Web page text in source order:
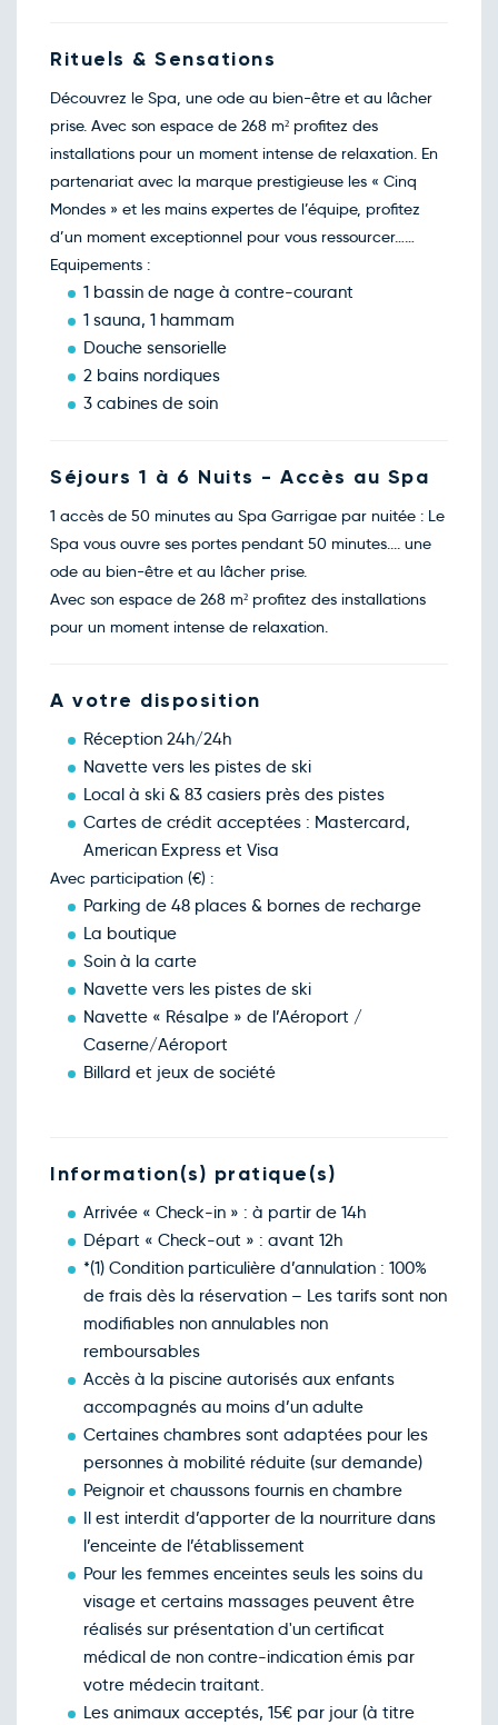
Rituels & Sensations
Découvrez le Spa, une ode au bien-être et au lâcher
prise. Avec son espace de 268 m² profitez des
installations pour un moment intense de relaxation. En
partenariat avec la marque prestigieuse les « Cinq
Mondes » et les mains expertes de l’équipe, profitez
d’un moment exceptionnel pour vous ressourcer……
Equipements :
1 bassin de nage à contre-courant
1 sauna, 1 hammam
Douche sensorielle
2 bains nordiques
3 cabines de soin
Séjours 1 à 6 Nuits - Accès au Spa
1 accès de 50 minutes au Spa Garrigae par nuitée : Le
Spa vous ouvre ses portes pendant 50 minutes.... une
ode au bien-être et au lâcher prise.
Avec son espace de 268 m² profitez des installations
pour un moment intense de relaxation.
A votre disposition
Réception 24h/24h
Navette vers les pistes de ski
Local à ski & 83 casiers près des pistes
Cartes de crédit acceptées : Mastercard,
American Express et Visa
Avec participation (€) :
Parking de 48 places & bornes de recharge
La boutique
Soin à la carte
Navette vers les pistes de ski
Navette « Résalpe » de l’Aéroport /
Caserne/Aéroport
Billard et jeux de société
Information(s) pratique(s)
Arrivée « Check-in » : à partir de 14h
Départ « Check-out » : avant 12h
*(1) Condition particulière d’annulation : 100%
de frais dès la réservation – Les tarifs sont non
modifiables non annulables non
remboursables
Accès à la piscine autorisés aux enfants
accompagnés au moins d’un adulte
Certaines chambres sont adaptées pour les
personnes à mobilité réduite (sur demande)
Peignoir et chaussons fournis en chambre
Il est interdit d’apporter de la nourriture dans
l’enceinte de l’établissement
Pour les femmes enceintes seuls les soins du
visage et certains massages peuvent être
réalisés sur présentation d'un certificat
médical de non contre-indication émis par
votre médecin traitant.
Les animaux acceptés, 15€ par jour (à titre